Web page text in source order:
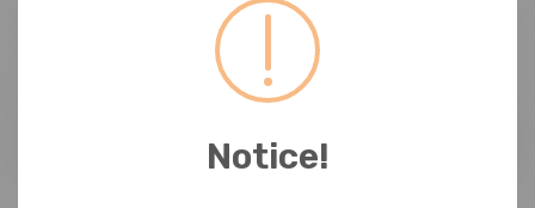
Notice!